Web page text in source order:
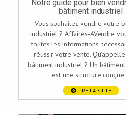
Notre guide pour bien
bâtiment industriel
Vous souhaitez vendre votre
industriel ? Affaires-AVendre
toutes les informations
réussir votre vente.
bâtiment industriel ? Un
est une structure
LIRE LA SUITE